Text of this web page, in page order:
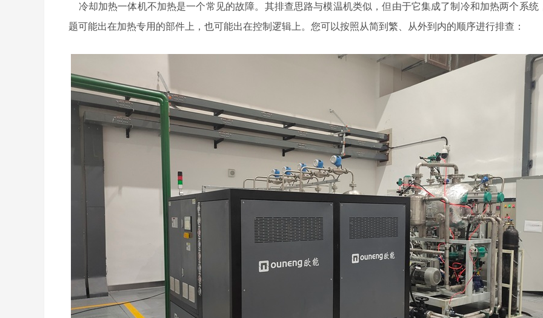
冷却加热一体机不加热是一个常见的故障。其排查思路与模温机类似，但由于它集成了制冷和加热两个系统
题可能出在加热专用的部件上，也可能出在控制逻辑上。您可以按照从简到繁、从外到内的顺序进行排查：